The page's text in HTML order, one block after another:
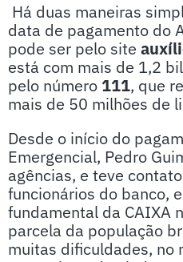
Há duas maneiras
data de pagamento do
pode ser pelo site
está com mais de 1,2
pelo número 111, que
mais de 50 milhões de
Desde o início do
Emergencial, Pedro
agências, e teve
funcionários do banco,
fundamental da CAIXA
parcela da população
muitas dificuldades, no